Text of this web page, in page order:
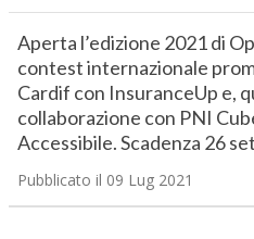
Aperta l’edizione 2021 di
contest internazionale
Cardif con InsuranceUp e,
collaborazione con PNI
Accessibile. Scadenza 26
Pubblicato il 09 Lug 2021